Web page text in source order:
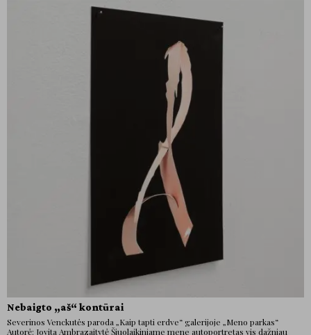
Nebaigto „aš“ kontūrai
Severinos Venckutės paroda „Kaip tapti erdve“ galerijoje „Meno parkas“
Autorė: Jovita Ambrazaitytė Šiuolaikiniame mene autoportretas vis dažniau